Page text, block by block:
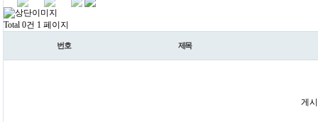
Total 0건 1 페이지
번호 제목
게